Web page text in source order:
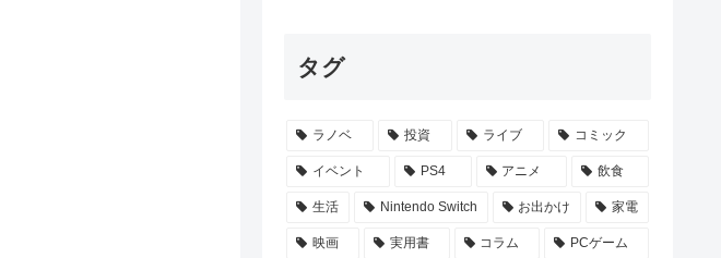
タグ
ラノベ 投資 ライブ コミック
イベント PS4 アニメ 飲食
生活 Nintendo Switch お出かけ 家電
映画 実用書 コラム PCゲーム